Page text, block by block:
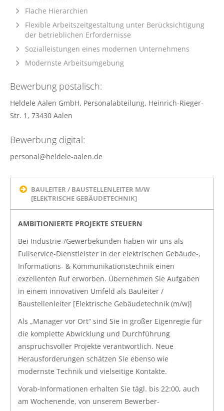
Flache Hierarchien
Flexible Arbeitszeitgestaltung unter Berücksichtigung
der betrieblichen Erfordernisse
Sozialleistungen eines modernen Unternehmens
Modernste Arbeitsumgebung
Bewerbung postalisch:
Heldele Aalen GmbH, Personalabteilung, Heinrich-Rieger-
Str. 1, 73430 Aalen
Bewerbung digital:
personal@heldele-aalen.de
BAULEITER / BAUSTELLENLEITER M/W
[ELEKTRISCHE GEBÄUDETECHNIK]
AMBITIONIERTE PROJEKTE STEUERN
Bei Industrie-/Gewerbekunden haben wir uns als
Fullservice-Dienstleister in der elektrischen Gebäude-,
Informations- & Kommunikationstechnik einen
exzellenten Ruf erworben. Übernehmen Sie Aufgaben
in einem innovativen Umfeld als Bauleiter /
Baustellenleiter [Elektrische Gebäudetechnik (m/w)]
Als „Manager vor Ort“ sind Sie in großer Eigenregie für
die komplette Abwicklung und Durchführung
anspruchsvoller Projekte verantwortlich. Neue
Herausforderungen schätzen Sie ebenso wie
modernste Technik und vielseitige Kontakte.
Vorab-Informationen erhalten Sie tägl. bis 22:00, auch
am Wochenende, von unserem Bewerber-